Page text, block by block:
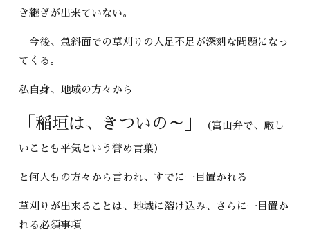
き継ぎが出来ていない。
今後、急斜面での草刈りの人足不足が深刻な問題になっ
てくる。
私自身、地域の方々から
「稲垣は、きついの～」 （富山弁で、厳し
いことも平気という誉め言葉）
と何人もの方々から言われ、すでに一目置かれる
草刈りが出来ることは、地域に溶け込み、さらに一目置か
れる必須事項